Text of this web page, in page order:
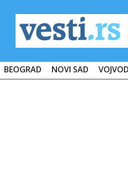
BEOGRAD NOVI SAD